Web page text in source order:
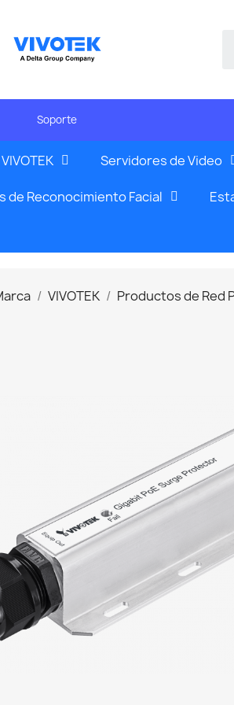
Soporte
Servidores de Video
de Reconocimiento Facial
VIVOTEK Productos de Red